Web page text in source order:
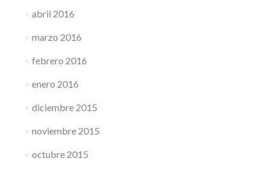
abril 2016
marzo 2016
febrero 2016
enero 2016
diciembre 2015
noviembre 2015
octubre 2015